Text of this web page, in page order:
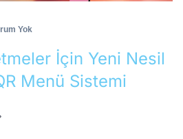
Yok
İçin Yeni Nesil
Menü Sistemi